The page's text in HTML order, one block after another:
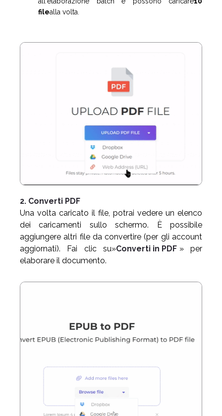
filealla volta.
2. Converti PDF
Una volta caricato il file, potrai vedere un elenco
dei caricamenti sullo schermo. È possibile
aggiungere altri file da convertire (per gli account
aggiornati). Fai clic su»Converti in PDF » per
elaborare il documento.